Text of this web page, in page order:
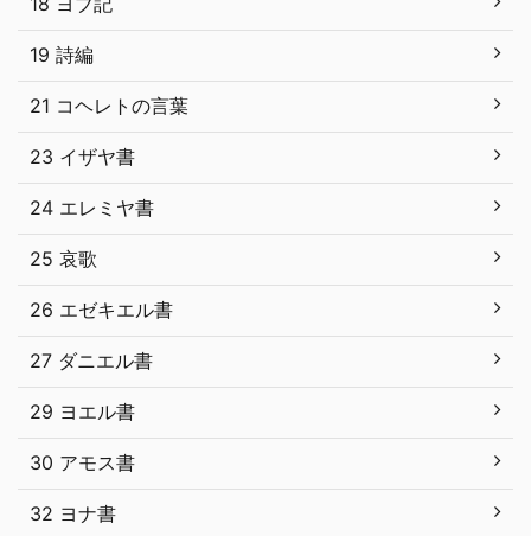
19 詩編
21 コヘレトの言葉
23 イザヤ書
24 エレミヤ書
25 哀歌
26 エゼキエル書
27 ダニエル書
29 ヨエル書
30 アモス書
32 ヨナ書